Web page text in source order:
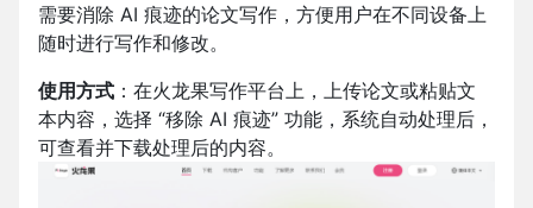
需要消除 AI 痕迹的论文写作，方便用户在不同设备上
随时进行写作和修改。
使用方式 ：在火龙果写作平台上，上传论文或粘贴文
本内容，选择 “移除 AI 痕迹” 功能，系统自动处理后，
可查看并下载处理后的内容。